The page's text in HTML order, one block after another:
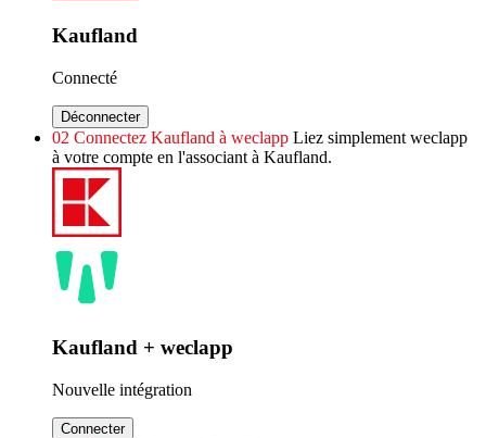
Kaufland
Connecté
Déconnecter
02 Connectez Kaufland à weclapp Liez simplement weclapp
à votre compte en l'associant à Kaufland.
Kaufland + weclapp
Nouvelle intégration
Connecter